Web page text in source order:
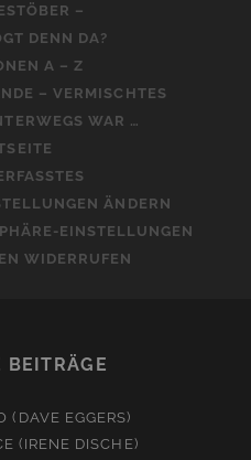
–
DENN DA?
A – Z
– VERMISCHTES
WAR …
ÄNDERN
EINSTELLUNGEN
WIDERRUFEN
BEITRÄGE
(DAVE EGGERS)
(IRENE DISCHE)